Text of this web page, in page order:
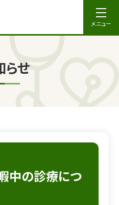
メニュー
らせ
中の診療につ